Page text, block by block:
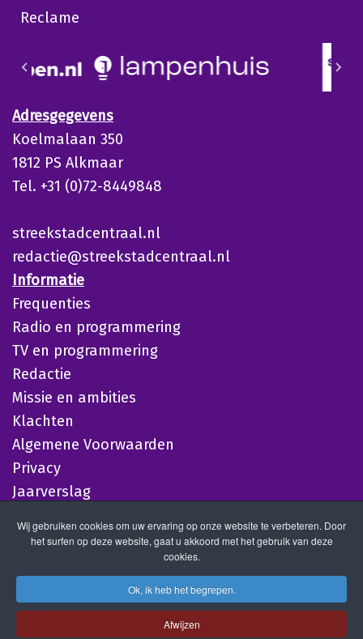
Reclame
Adresgegevens
Koelmalaan 350
1812 PS Alkmaar
Tel. +31 (0)72-8449848
streekstadcentraal.nl
redactie@streekstadcentraal.nl
Informatie
Frequenties
Radio en programmering
TV en programmering
Redactie
Missie en ambities
Klachten
Algemene Voorwaarden
Privacy
Jaarverslag
Wij gebruiken cookies om uw ervaring op onze website te verbeteren. Door
het surfen op deze website, gaat u akkoord met het gebruik van deze
cookies.
Ok, ik heb het begrepen.
Afwijzen